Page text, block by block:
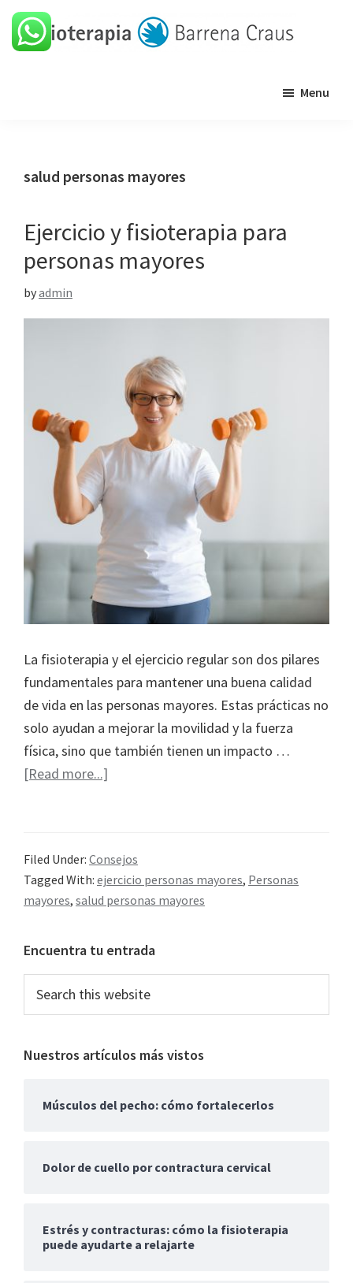
Skip
to
primary
Skip
to
main
Skip
to
primary
Skip
to
footer
Menu
salud personas mayores
Ejercicio y fisioterapia para
personas mayores
byadmin
La fisioterapia y el ejercicio regular son dos pilares
fundamentales para mantener una buena calidad
de vida en las personas mayores. Estas prácticas no
solo ayudan a mejorar la movilidad y la fuerza
física, sino que también tienen un impacto …
[Read more...]
para
personas
mayores
Filed Under: Consejos
Tagged With: ejercicio personas mayores, Personas
mayores, salud personas mayores
Primary
Sidebar
Encuentra tu entrada
this
Nuestros artículos más vistos
Músculos del pecho: cómo fortalecerlos
Dolor de cuello por contractura cervical
Estrés y contracturas: cómo la fisioterapia
puede ayudarte a relajarte